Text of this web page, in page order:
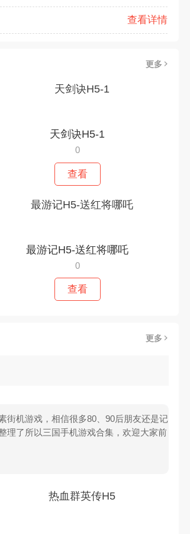
查看详情
更多
天剑诀H5-1
0
查看
最游记H5-送红将哪吒
0
查看
更多
街机游戏，相信很多80、90后朋友还是记
理了所以三国手机游戏合集，欢迎大家前